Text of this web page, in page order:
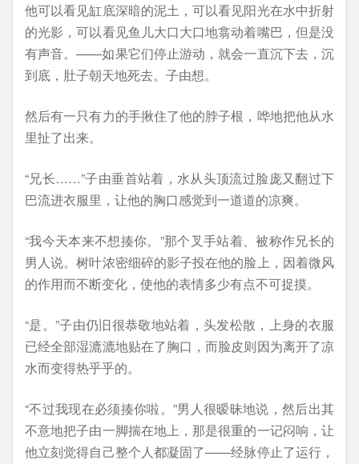
他可以看见缸底深暗的泥土，可以看见阳光在水中折射
的光影，可以看见鱼儿大口大口地翕动着嘴巴，但是没
有声音。——如果它们停止游动，就会一直沉下去，沉
到底，肚子朝天地死去。子由想。
然后有一只有力的手揪住了他的脖子根，哗地把他从水
里扯了出来。
“兄长……”子由垂首站着，水从头顶流过脸庞又翻过下
巴流进衣服里，让他的胸口感觉到一道道的凉爽。
“我今天本来不想揍你。”那个叉手站着、被称作兄长的
男人说。树叶浓密细碎的影子投在他的脸上，因着微风
的作用而不断变化，使他的表情多少有点不可捉摸。
“是。”子由仍旧很恭敬地站着，头发松散，上身的衣服
已经全部湿漉漉地贴在了胸口，而脸皮则因为离开了凉
水而变得热乎乎的。
“不过我现在必须揍你啦。”男人很暧昧地说，然后出其
不意地把子由一脚揣在地上，那是很重的一记闷响，让
他立刻觉得自己整个人都凝固了——经脉停止了运行，